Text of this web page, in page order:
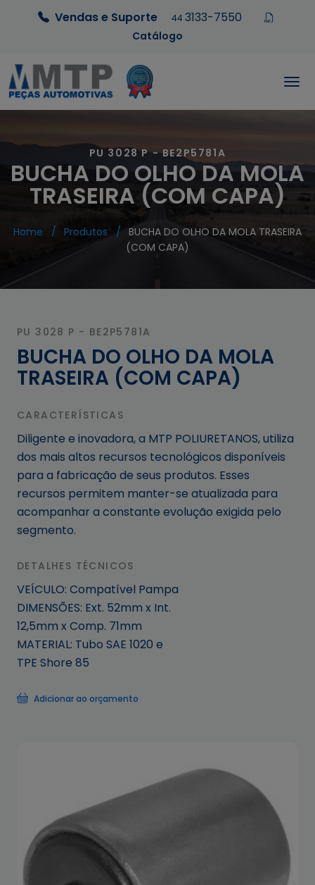
Vendas e Suporte 44 3133-7550
Catálogo
PU 3028 P - BE2P5781A
BUCHA DO OLHO DA MOLA
TRASEIRA (COM CAPA)
Home Produtos
BUCHA DO OLHO DA MOLA TRASEIRA
(COM CAPA)
PU 3028 P - BE2P5781A
BUCHA DO OLHO DA MOLA
TRASEIRA (COM CAPA)
CARACTERÍSTICAS
Diligente e inovadora, a MTP POLIURETANOS, utiliza
dos mais altos recursos tecnológicos disponíveis
para a fabricação de seus produtos. Esses
recursos permitem manter-se atualizada para
acompanhar a constante evolução exigida pelo
segmento.
DETALHES TÉCNICOS
VEÍCULO: Compatível Pampa
DIMENSÕES: Ext. 52mm x Int.
12,5mm x Comp. 71mm
MATERIAL: Tubo SAE 1020 e
TPE Shore 85
Adicionar ao orçamento